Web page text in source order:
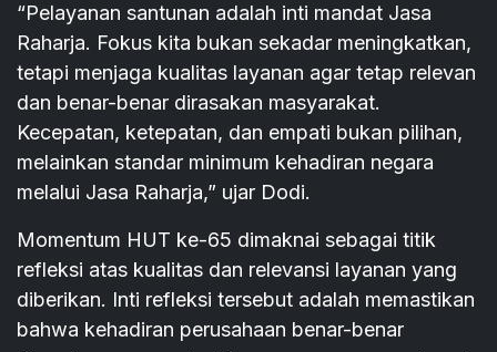
“Pelayanan santunan adalah inti mandat Jasa
Raharja. Fokus kita bukan sekadar meningkatkan,
tetapi menjaga kualitas layanan agar tetap relevan
dan benar-benar dirasakan masyarakat.
Kecepatan, ketepatan, dan empati bukan pilihan,
melainkan standar minimum kehadiran negara
melalui Jasa Raharja,” ujar Dodi.
Momentum HUT ke-65 dimaknai sebagai titik
refleksi atas kualitas dan relevansi layanan yang
diberikan. Inti refleksi tersebut adalah memastikan
bahwa kehadiran perusahaan benar-benar